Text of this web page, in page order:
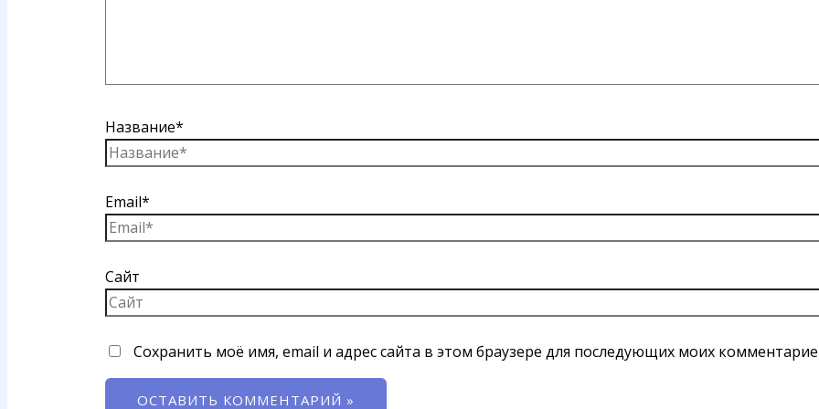
Название*
Email*
Сайт
Сохранить моё имя, email и адрес сайта в этом браузере для последующих моих